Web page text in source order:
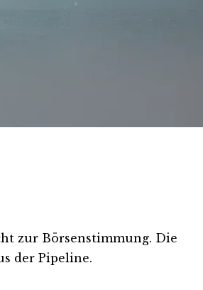
zur Börsenstimmung. Die
der Pipeline.